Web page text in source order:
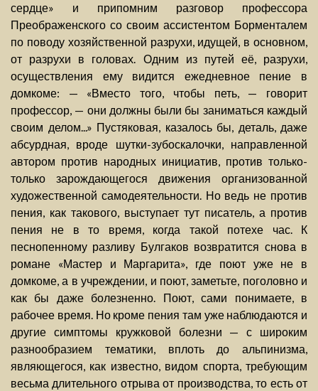
сердце» и припомним разговор профессора
Преображенского со своим ассистентом Борменталем
по поводу хозяйственной разрухи, идущей, в основном,
от разрухи в головах. Одним из путей её, разрухи,
осуществления ему видится ежедневное пение в
домкоме: — «Вместо того, чтобы петь, — говорит
профессор, — они должны были бы заниматься каждый
своим делом...» Пустяковая, казалось бы, деталь, даже
абсурдная, вроде шутки-зубоскалочки, направленной
автором против народных инициатив, против только-
только зарождающегося движения организованной
художественной самодеятельности. Но ведь не против
пения, как такового, выступает тут писатель, а против
пения не в то время, когда такой потехе час. К
песнопенному разливу Булгаков возвратится снова в
романе «Мастер и Маргарита», где поют уже не в
домкоме, а в учреждении, и поют, заметьте, поголовно и
как бы даже болезненно. Поют, сами понимаете, в
рабочее время. Но кроме пения там уже наблюдаются и
другие симптомы кружковой болезни — с широким
разнообразием тематики, вплоть до альпинизма,
являющегося, как известно, видом спорта, требующим
весьма длительного отрыва от производства, то есть от